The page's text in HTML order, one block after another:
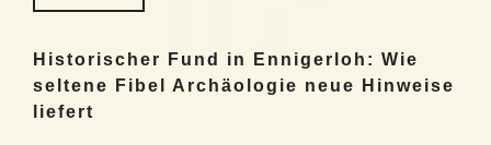
Historischer Fund in Ennigerloh: Wie
seltene Fibel Archäologie neue Hinweise
liefert